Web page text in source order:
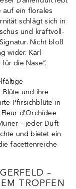
auf ein florales
schlägt sich in
und kraftvoll-
Nicht bloß
wider. Karl
die Nase“.
und ihre
Pfirsichblüte in
d'Orchidee
– jeder Duft
und bietet ein
facettenreiche
–
TROPFEN